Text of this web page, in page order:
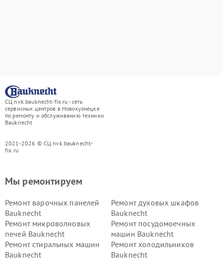
СЦ nvk.bauknecht-fix.ru - сеть
сервисных центров в Новокузнецке
по ремонту и обслуживанию техники
Bauknecht
2021-2026 © СЦ nvk.bauknecht-
fix.ru
Мы ремонтируем
Ремонт варочных панелей
Bauknecht
Ремонт духовых шкафов
Bauknecht
Ремонт микроволновых
печей Bauknecht
Ремонт посудомоечных
машин Bauknecht
Ремонт стиральных машин
Bauknecht
Ремонт холодильников
Bauknecht